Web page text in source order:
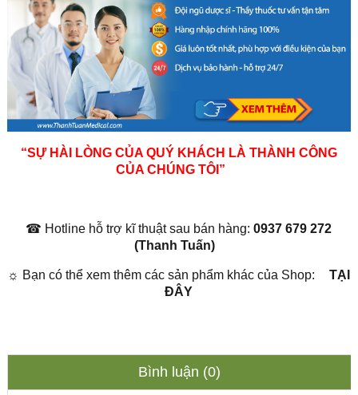
“SỰ HÀI LÒNG CỦA QUÝ KHÁCH LÀ THÀNH CÔNG
CỦA CHÚNG TÔI”
☎ Hotline hỗ trợ kĩ thuật sau bán hàng:0937 679 272
(Thanh Tuấn)
☼ Bạn có thể xem thêm các sản phẩm khác của Shop:
TẠI
ĐÂY
Bình luận (0)